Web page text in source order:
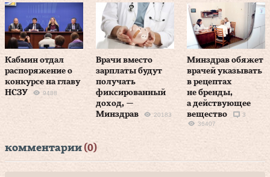
Кабмин отдал
распоряжение о
конкурсе на главу
НСЗУ
9488
Врачи вместо
зарплаты будут
получать
фиксированный
доход, —
Минздрав
20183
Минздрав обяжет
врачей указывать
в рецептах
не бренды,
а действующее
вещество
3
36407
комментарии (0)